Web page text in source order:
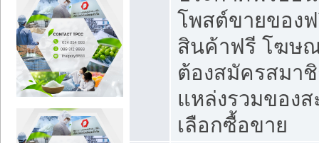
โพสต์ขายของ
สินค้าฟรี โฆษ
ต้องสมัครสมา
แหล่งรวมของ
เลือกซื้อขาย